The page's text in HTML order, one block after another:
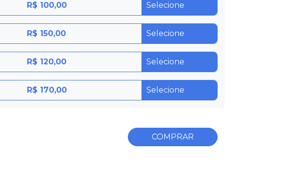
R$ 100,00
R$ 150,00
R$ 120,00
R$ 170,00
COMPRAR